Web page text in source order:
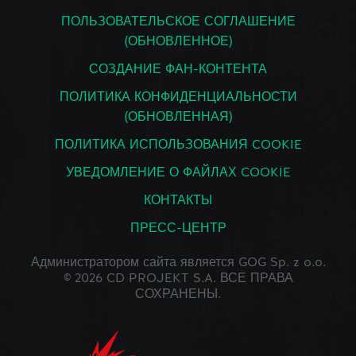
ПОЛЬЗОВАТЕЛЬСКОЕ СОГЛАШЕНИЕ
(ОБНОВЛЕННОЕ)
СОЗДАНИЕ ФАН-КОНТЕНТА
ПОЛИТИКА КОНФИДЕНЦИАЛЬНОСТИ
(ОБНОВЛЕННАЯ)
ПОЛИТИКА ИСПОЛЬЗОВАНИЯ COOKIE
УВЕДОМЛЕНИЕ О ФАЙЛАХ COOKIE
КОНТАКТЫ
ПРЕСС-ЦЕНТР
Администратором сайта является GOG Sp. z o.o.
© 2026 CD PROJEKT S.A. ВСЕ ПРАВА
СОХРАНЕНЫ.